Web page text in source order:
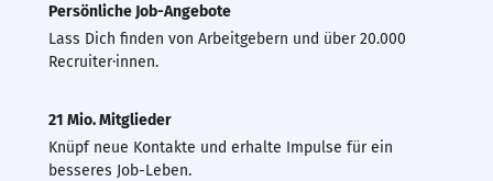
Persönliche Job-Angebote
Lass Dich finden von Arbeitgebern und über 20.000
Recruiter·innen.
21 Mio. Mitglieder
Knüpf neue Kontakte und erhalte Impulse für ein
besseres Job-Leben.